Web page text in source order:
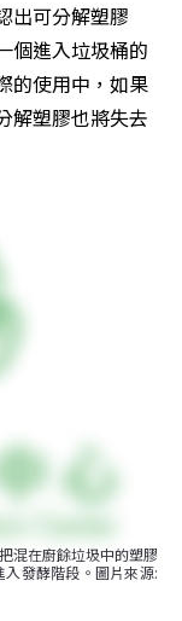
出可分解塑膠
個進入垃圾桶的
的使用中，如果
解塑膠也將失去
混在廚餘垃圾中的塑膠
發酵階段。圖片來源: